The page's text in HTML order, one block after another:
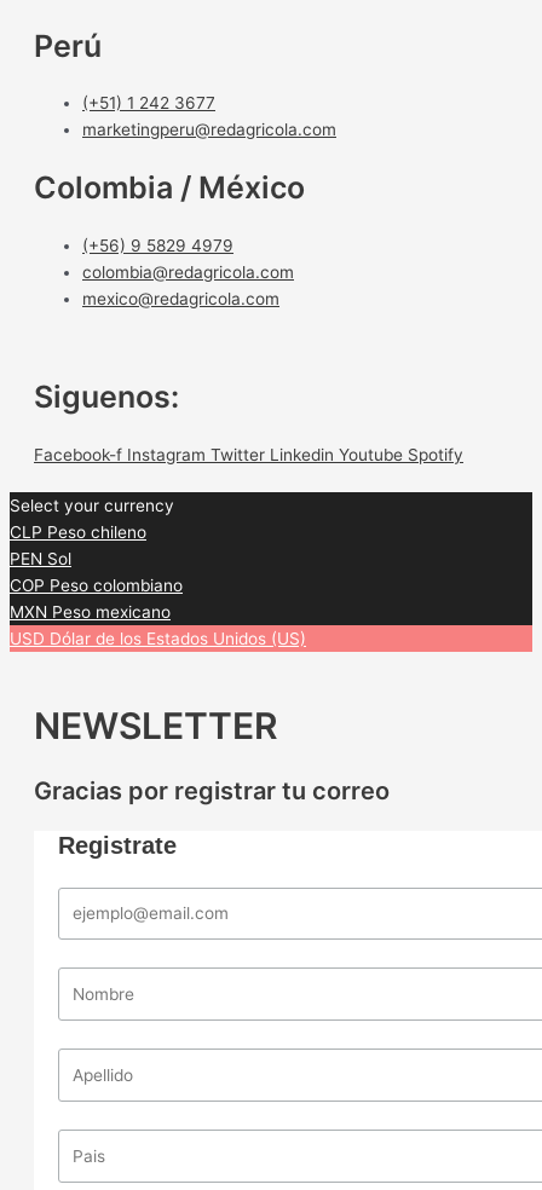
Perú
(+51) 1 242 3677
marketingperu@redagricola.com
Colombia / México
(+56) 9 5829 4979
colombia@redagricola.com
mexico@redagricola.com
Siguenos:
Facebook-f Instagram Twitter Linkedin Youtube Spotify
Select your currency
CLP Peso chileno
PEN Sol
COP Peso colombiano
MXN Peso mexicano
USD Dólar de los Estados Unidos (US)
NEWSLETTER
Gracias por registrar tu correo
Registrate